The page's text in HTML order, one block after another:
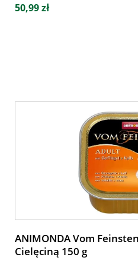
50,99 zł
ANIMONDA Vom
Cielęciną 150 g